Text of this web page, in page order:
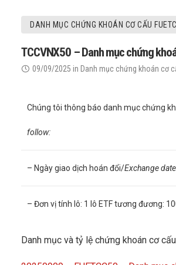
DANH MỤC CHỨNG KHOÁN CƠ CẤU
TCCVNX50 – Danh mục chứng
09/09/2025 in Danh mục chứng khoán cơ
Chúng tôi thông báo danh mục chứng
follow:
– Ngày giao dịch hoán đổi/Exchange
– Đơn vị tính lô: 1 lô ETF tương đương:
Danh mục và tỷ lệ chứng khoán cơ